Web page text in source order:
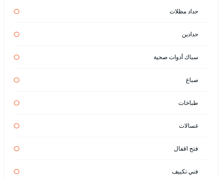
حداد مظلات
حدادين
سباك أدوات صحية
صباغ
طباخات
غسالات
فتح اقفال
فني تكييف